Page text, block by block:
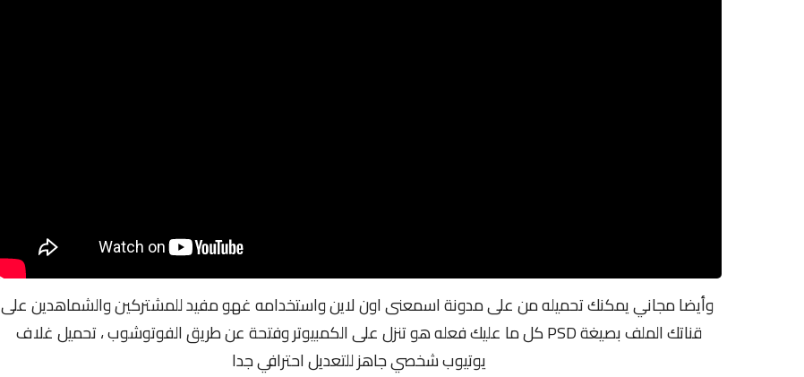
وأيضا مجاني يمكنك تحميله من على مدونة اسمعنى اون لاين واستخدامه غهو مفيد للمشتركين والشماهدين على
قناتك الملف بصيغة PSD كل ما عليك فعله هو تنزل على الكمبيوتر وفتحة عن طريق الفوتوشوب ، تحميل غلاف
يوتيوب شخصي جاهز للتعديل احترافي جدا